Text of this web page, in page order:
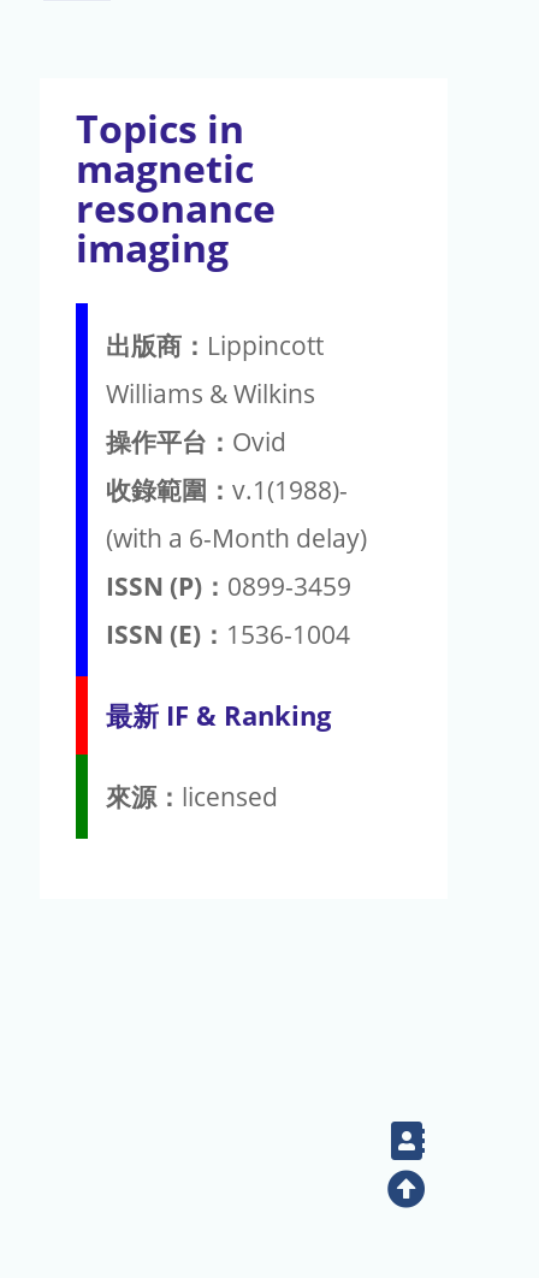
Topics in
magnetic
resonance
imaging
出版商： Lippincott
Williams & Wilkins
操作平台： Ovid
收錄範圍： v.1(1988)-
(with a 6-Month delay)
ISSN (P)： 0899-3459
ISSN (E)： 1536-1004
最新 IF & Ranking
來源： licensed
Contact